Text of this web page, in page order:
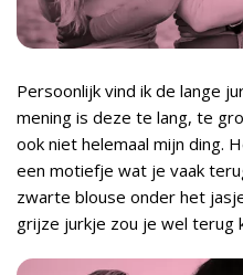
Persoonlijk vind ik de lange
mening is deze te lang, te
ook niet helemaal mijn ding.
een motiefje wat je vaak
zwarte blouse onder het
grijze jurkje zou je wel terug